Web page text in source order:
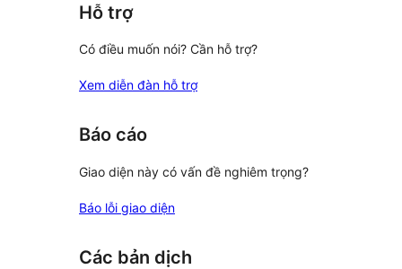
Hỗ trợ
Có điều muốn nói? Cần hỗ trợ?
Xem diễn đàn hỗ trợ
Báo cáo
Giao diện này có vấn đề nghiêm trọng?
Báo lỗi giao diện
Các bản dịch